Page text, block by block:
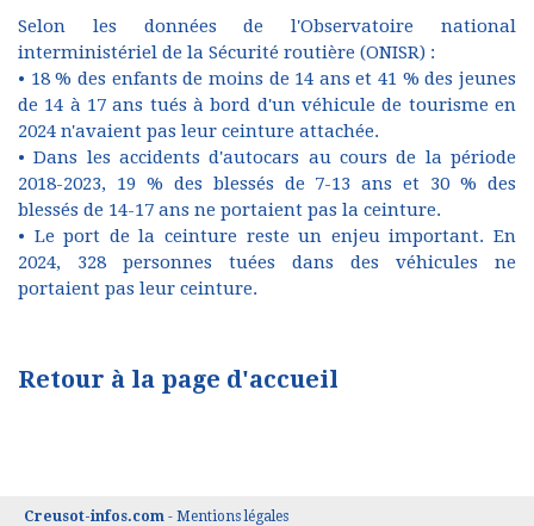
Selon les données de l'Observatoire national
interministériel de la Sécurité routière (ONISR) :
• 18 % des enfants de moins de 14 ans et 41 % des jeunes
de 14 à 17 ans tués à bord d'un véhicule de tourisme en
2024 n'avaient pas leur ceinture attachée.
• Dans les accidents d'autocars au cours de la période
2018-2023, 19 % des blessés de 7-13 ans et 30 % des
blessés de 14-17 ans ne portaient pas la ceinture.
• Le port de la ceinture reste un enjeu important. En
2024, 328 personnes tuées dans des véhicules ne
portaient pas leur ceinture.
Retour à la page d'accueil
Creusot-infos.com - Mentions légales